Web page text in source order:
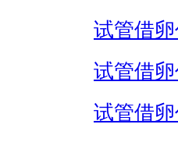
试管借
试管借
试管借